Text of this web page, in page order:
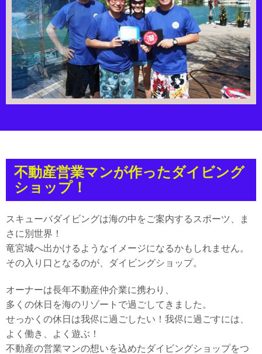
不動産営業マンが作ったダイビング
ショップ！
スキューバダイビングは海の中をご案内するスポーツ、ま
さに別世界！
竜宮城へ出かけるようなイメージになるかもしれません。
その入り口となるのが、ダイビングショップ。
オーナーは長年不動産仲介業に携わり、
多くの休日を海のリゾートで過ごしてきました。
せっかくの休日は我侭に過ごしたい！我侭に過ごすには、
よく働き、よく遊ぶ！
不動産の営業マンの想いを込めたダイビングショップをつ